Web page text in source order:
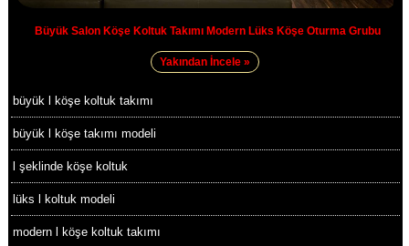
Büyük Salon Köşe Koltuk Takımı Modern Lüks Köşe Oturma Grubu
Yakından İncele »
büyük l köşe koltuk takımı
büyük l köşe takımı modeli
l şeklinde köşe koltuk
lüks l koltuk modeli
modern l köşe koltuk takımı